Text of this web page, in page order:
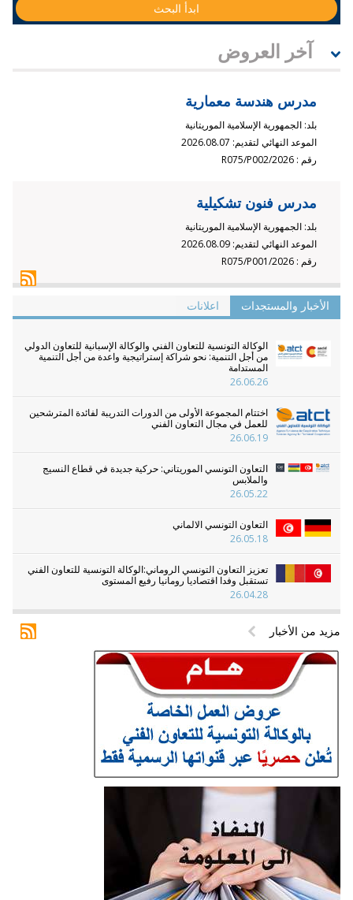
آخر العروض
مدرس هندسة معمارية
بلد: الجمهورية الإسلامية الموريتانية
الموعد النهائي لتقديم: 2026.08.07
رقم : 2026/R075/P002
مدرس فنون تشكيلية
بلد: الجمهورية الإسلامية الموريتانية
الموعد النهائي لتقديم: 2026.08.09
رقم : 2026/R075/P001
الأخبار والمستجدات اعلانات
الوكالة التونسية للتعاون الفني والوكالة الإسبانية للتعاون الدولي
من أجل التنمية: نحو شراكة إستراتيجية واعدة من أجل التنمية
المستدامة
26.06.26
اختتام المجموعة الأولى من الدورات التدريبة لفائدة المترشحين
للعمل في مجال التعاون الفني
26.06.19
التعاون التونسي الموريتاني: حركية جديدة في قطاع النسيج
والملابس
26.05.22
التعاون التونسي الالماني
26.05.18
تعزيز التعاون التونسي الروماني:الوكالة التونسية للتعاون الفني
تستقبل وفدا اقتصاديا رومانيا رفيع المستوى
26.04.28
مزيد من الأخبار